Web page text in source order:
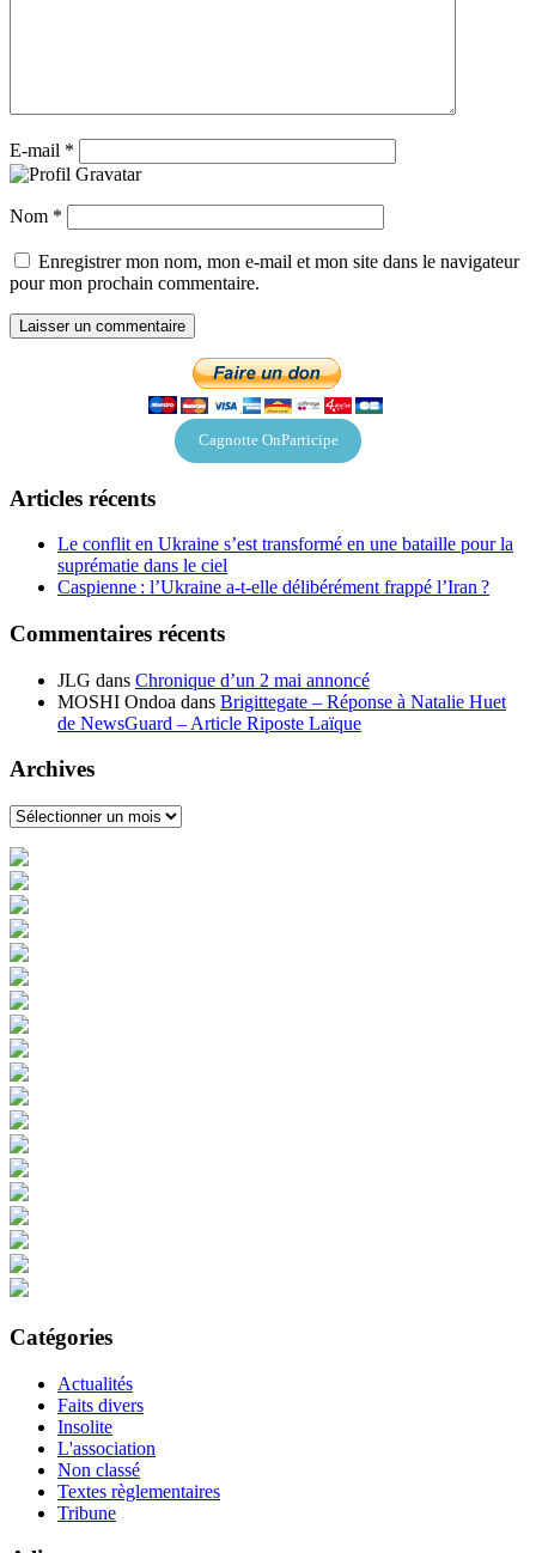
E-mail *
Nom *
Enregistrer mon nom, mon e-mail et mon site dans le navigateur
pour mon prochain commentaire.
Cagnotte OnParticipe
Articles récents
Le conflit en Ukraine s’est transformé en une bataille pour la
suprématie dans le ciel
Caspienne : l’Ukraine a-t-elle délibérément frappé l’Iran ?
Commentaires récents
JLG dans Chronique d’un 2 mai annoncé
MOSHI Ondoa dans Brigittegate – Réponse à Natalie Huet
de NewsGuard – Article Riposte Laïque
Archives
Archives
Catégories
Actualités
Faits divers
Insolite
L'association
Non classé
Textes règlementaires
Tribune